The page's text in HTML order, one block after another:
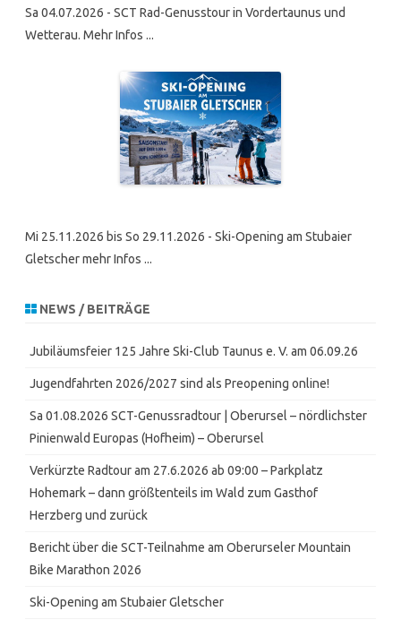
Sa 04.07.2026 - SCT Rad-Genusstour in Vordertaunus und
Wetterau. Mehr Infos ...
Mi 25.11.2026 bis So 29.11.2026 - Ski-Opening am Stubaier
Gletscher mehr Infos ...
NEWS / BEITRÄGE
Jubiläumsfeier 125 Jahre Ski-Club Taunus e. V. am 06.09.26
Jugendfahrten 2026/2027 sind als Preopening online!
Sa 01.08.2026 SCT-Genussradtour | Oberursel – nördlichster
Pinienwald Europas (Hofheim) – Oberursel
Verkürzte Radtour am 27.6.2026 ab 09:00 – Parkplatz
Hohemark – dann größtenteils im Wald zum Gasthof
Herzberg und zurück
Bericht über die SCT-Teilnahme am Oberurseler Mountain
Bike Marathon 2026
Ski-Opening am Stubaier Gletscher